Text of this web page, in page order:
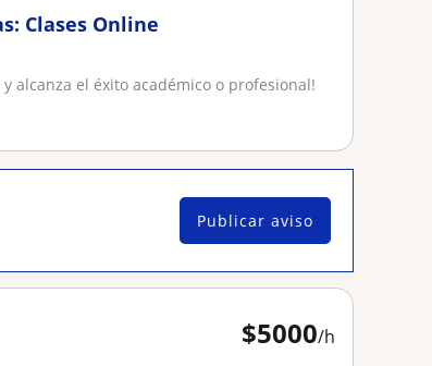
Clases Online
alcanza el éxito académico o profesional!
Publicar aviso
$5000/h